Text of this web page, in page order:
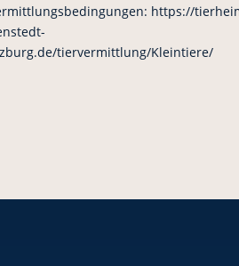
https://
tiervermittlung/Kleintiere/